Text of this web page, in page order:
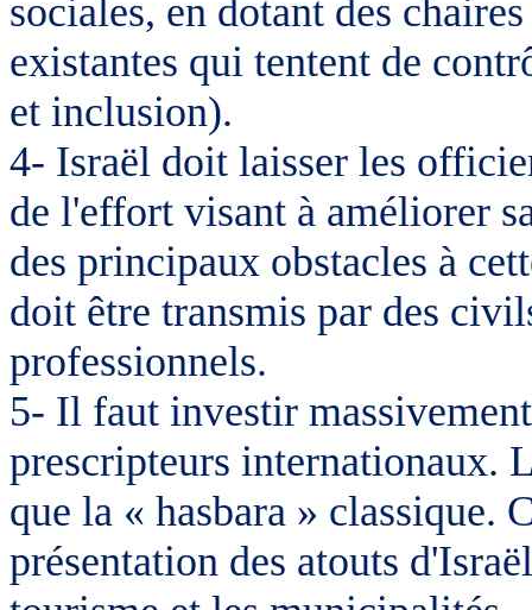
sociales, en dotant des
existantes qui tentent de
et inclusion).
4- Israël doit laisser les
de l'effort visant à améliorer
des principaux obstacles à
doit être transmis par des
professionnels.
5- Il faut investir
prescripteurs internationaux.
que la « hasbara » classique.
présentation des atouts